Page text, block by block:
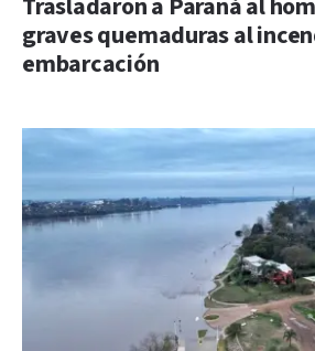
Trasladaron a Paraná al
graves quemaduras al
embarcación